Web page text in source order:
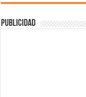
Publicidad